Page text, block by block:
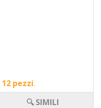
12 pezzi.
🔍 SIMILI